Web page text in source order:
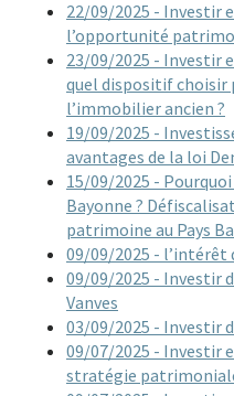
22/09/2025 - Investir
l’opportunité
23/09/2025 - Investir
quel dispositif choisir
l’immobilier ancien ?
19/09/2025 -
avantages de la loi
15/09/2025 -
Bayonne ?
patrimoine au Pays
09/09/2025 - l’intérêt
09/09/2025 - Investir
Vanves
03/09/2025 - Investir
09/07/2025 - Investir
stratégie